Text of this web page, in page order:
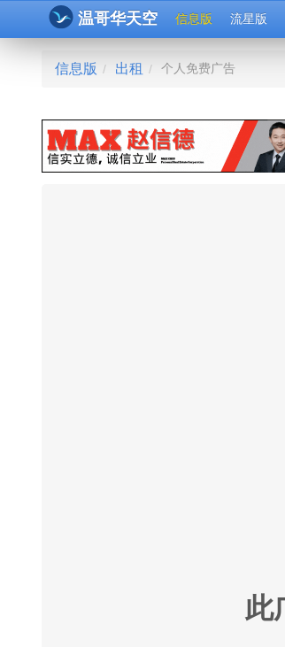
温哥华天空 信息版 流星版
信息版 / 出租 / 个人免费广告
此